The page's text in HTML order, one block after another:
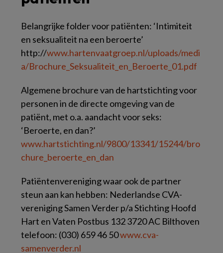
Belangrijke folder voor patiënten: ‘Intimiteit
en seksualiteit na een beroerte’
http://www.hartenvaatgroep.nl/uploads/medi
a/Brochure_Seksualiteit_en_Beroerte_01.pdf
Algemene brochure van de hartstichting voor
personen in de directe omgeving van de
patiënt, met o.a. aandacht voor seks:
‘Beroerte, en dan?’
www.hartstichting.nl/9800/13341/15244/bro
chure_beroerte_en_dan
Patiëntenvereniging waar ook de partner
steun aan kan hebben: Nederlandse CVA-
vereniging Samen Verder p/a Stichting Hoofd
Hart en Vaten Postbus 132 3720 AC Bilthoven
telefoon: (030) 659 46 50www.cva-
samenverder.nl